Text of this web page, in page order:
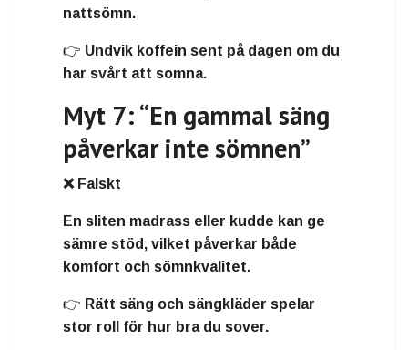
nattsömn.
👉 Undvik koffein sent på dagen om du
har svårt att somna.
Myt 7: “En gammal säng
påverkar inte sömnen”
❌ Falskt
En sliten madrass eller kudde kan ge
sämre stöd, vilket påverkar både
komfort och sömnkvalitet.
👉 Rätt säng och sängkläder spelar
stor roll för hur bra du sover.